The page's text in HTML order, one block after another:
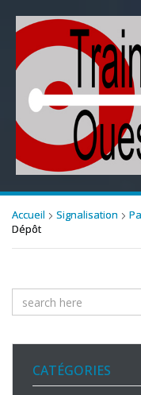
Accueil Signalisation
Dépôt
CATÉGORIES